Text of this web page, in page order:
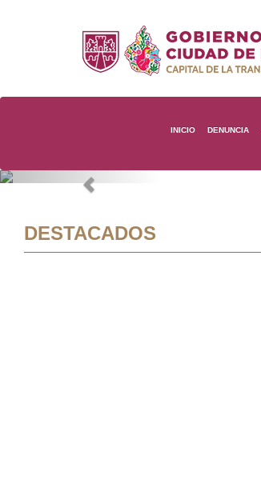
INICIO DENUNCIA
Previous
DESTACADOS